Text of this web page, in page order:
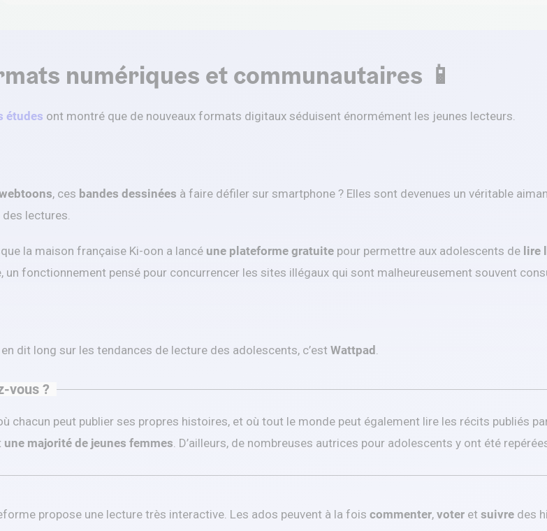
numériques et communautaires 📱
études ont montré que de nouveaux formats digitaux séduisent énormément les jeunes lecteurs.
, ces bandes dessinées à faire défiler sur smartphone ? Elles sont devenues un véritable
lectures.
la maison française Ki-oon a lancé une plateforme gratuite pour permettre aux adolescents de lire
fonctionnement pensé pour concurrencer les sites illégaux qui sont malheureusement souvent
dit long sur les tendances de lecture des adolescents, c’est Wattpad .
vous ?
chacun peut publier ses propres histoires, et où tout le monde peut également lire les récits publiés
une majorité de jeunes femmes. D’ailleurs, de nombreuses autrices pour adolescents y ont été
propose une lecture très interactive. Les ados peuvent à la fois commenter, voter et suivre des